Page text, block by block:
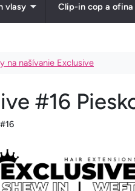
vlasy
Toggle submenu
Clip-in cop a ofina
na našívanie Exclusive
#16